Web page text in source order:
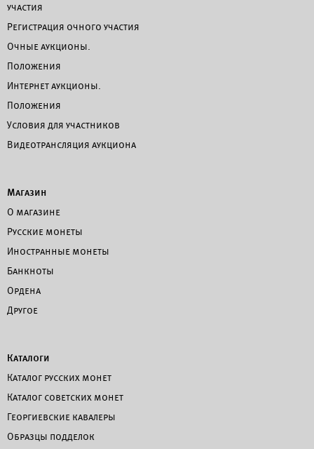
участия
Регистрация очного участия
Очные аукционы.
Положения
Интернет аукционы.
Положения
Условия для участников
Видеотрансляция аукциона
Магазин
О магазине
Русские монеты
Иностранные монеты
Банкноты
Ордена
Другое
Каталоги
Каталог русских монет
Каталог советских монет
Георгиевские кавалеры
Образцы подделок